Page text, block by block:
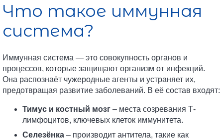
Что такое иммунная
система?
Иммунная система — это совокупность органов и
процессов, которые защищают организм от инфекций.
Она распознаёт чужеродные агенты и устраняет их,
предотвращая развитие заболеваний. В её состав входят:
Тимус и костный мозг – места созревания Т-
лимфоцитов, ключевых клеток иммунитета.
Селезёнка – производит антитела, такие как